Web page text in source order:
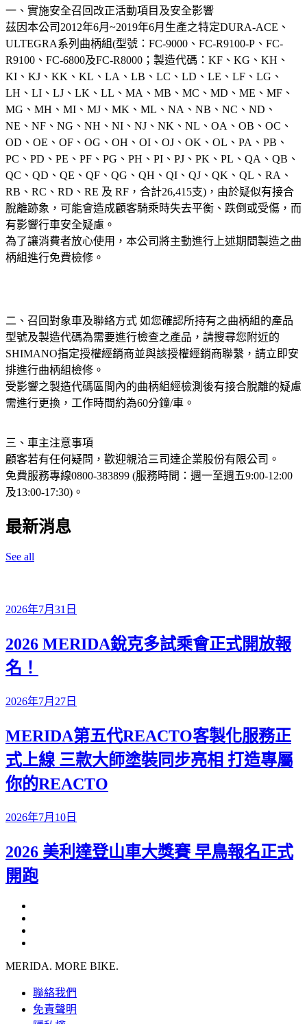
一、實施安全召回改正活動項目及安全影響
茲因本公司2012年6月~2019年6月生產之特定DURA-ACE、
ULTEGRA系列曲柄組(型號：FC-9000、FC-R9100-P、FC-
R9100、FC-6800及FC-R8000；製造代碼：KF、KG、KH、
KI、KJ、KK、KL、LA、LB、LC、LD、LE、LF、LG、
LH、LI、LJ、LK、LL、MA、MB、MC、MD、ME、MF、
MG、MH、MI、MJ、MK、ML、NA、NB、NC、ND、
NE、NF、NG、NH、NI、NJ、NK、NL、OA、OB、OC、
OD、OE、OF、OG、OH、OI、OJ、OK、OL、PA、PB、
PC、PD、PE、PF、PG、PH、PI、PJ、PK、PL、QA、QB、
QC、QD、QE、QF、QG、QH、QI、QJ、QK、QL、RA、
RB、RC、RD、RE 及 RF，合計26,415支)，由於疑似有接合
脫離跡象，可能會造成顧客騎乘時失去平衡、跌倒或受傷，而
有影響行車安全疑慮。
為了讓消費者放心使用，本公司將主動進行上述期間製造之曲
柄組進行免費檢修。
二、召回對象車及聯絡方式 如您確認所持有之曲柄組的產品
型號及製造代碼為需要進行檢查之產品，請搜尋您附近的
SHIMANO指定授權經銷商並與該授權經銷商聯繫，請立即安
排進行曲柄組檢修。
受影響之製造代碼區間內的曲柄組經檢測後有接合脫離的疑慮
需進行更換，工作時間約為60分鐘/車。
三、車主注意事項
顧客若有任何疑問，歡迎親洽三司達企業股份有限公司。
免費服務專線0800-383899 (服務時間：週一至週五9:00-12:00
及13:00-17:30)。
最新消息
See all
2026年7月31日
2026 MERIDA銳克多試乘會正式開放報
名！
2026年7月27日
MERIDA第五代REACTO客製化服務正
式上線 三款大師塗裝同步亮相 打造專屬
你的REACTO
2026年7月10日
2026 美利達登山車大獎賽 早鳥報名正式
開跑
MERIDA. MORE BIKE.
聯絡我們
免責聲明